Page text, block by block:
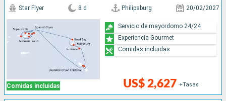
Comidas incluidas
Star Flyer 8 d Philipsburg 20/02/2027
US$ 2,627 +Tasas
Servicio de mayordomo 24/24
Experiencia Gourmet
Comidas incluidas